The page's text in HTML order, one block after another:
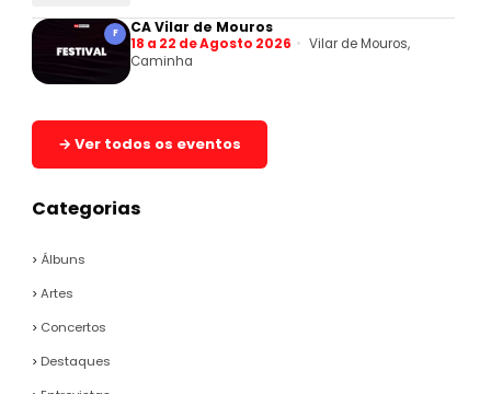
F CA Vilar de Mouros
18 a 22 de Agosto 2026
Vilar de Mouros,
Caminha
→ Ver todos os eventos
Categorias
Álbuns
Artes
Concertos
Destaques